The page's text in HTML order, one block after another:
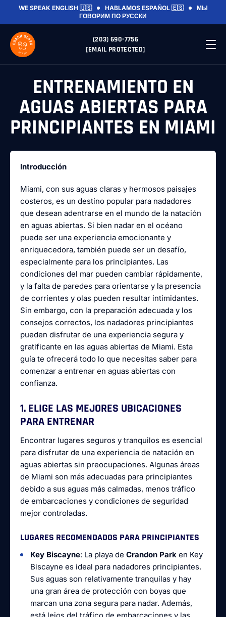
WE SPEAK ENGLISH 🇺🇸 HABLAMOS ESPAÑOL 🇪🇸
МЫ
ГОВОРИМ ПО РУССКИ
(203) 690-7756
[EMAIL PROTECTED]
ENTRENAMIENTO EN
AGUAS ABIERTAS PARA
PRINCIPIANTES EN MIAMI
Introducción
Miami, con sus aguas claras y hermosos paisajes
costeros, es un destino popular para nadadores
que desean adentrarse en el mundo de la natación
en aguas abiertas. Si bien nadar en el océano
puede ser una experiencia emocionante y
enriquecedora, también puede ser un desafío,
especialmente para los principiantes. Las
condiciones del mar pueden cambiar rápidamente,
y la falta de paredes para orientarse y la presencia
de corrientes y olas pueden resultar intimidantes.
Sin embargo, con la preparación adecuada y los
consejos correctos, los nadadores principiantes
pueden disfrutar de una experiencia segura y
gratificante en las aguas abiertas de Miami. Esta
guía te ofrecerá todo lo que necesitas saber para
comenzar a entrenar en aguas abiertas con
confianza.
1. ELIGE LAS MEJORES UBICACIONES
PARA ENTRENAR
Encontrar lugares seguros y tranquilos es esencial
para disfrutar de una experiencia de natación en
aguas abiertas sin preocupaciones. Algunas áreas
de Miami son más adecuadas para principiantes
debido a sus aguas más calmadas, menos tráfico
de embarcaciones y condiciones de seguridad
mejor controladas.
LUGARES RECOMENDADOS PARA PRINCIPIANTES
Key Biscayne: La playa de Crandon Park en Key
Biscayne es ideal para nadadores principiantes.
Sus aguas son relativamente tranquilas y hay
una gran área de protección con boyas que
marcan una zona segura para nadar. Además,